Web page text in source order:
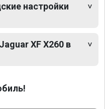
настройки
XF X260 в